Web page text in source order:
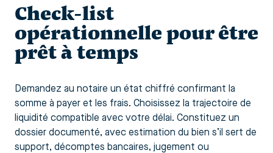
Check-list
opérationnelle pour être
prêt à temps
Demandez au notaire un état chiffré confirmant la
somme à payer et les frais. Choisissez la trajectoire de
liquidité compatible avec votre délai. Constituez un
dossier documenté, avec estimation du bien s’il sert de
support, décomptes bancaires, jugement ou